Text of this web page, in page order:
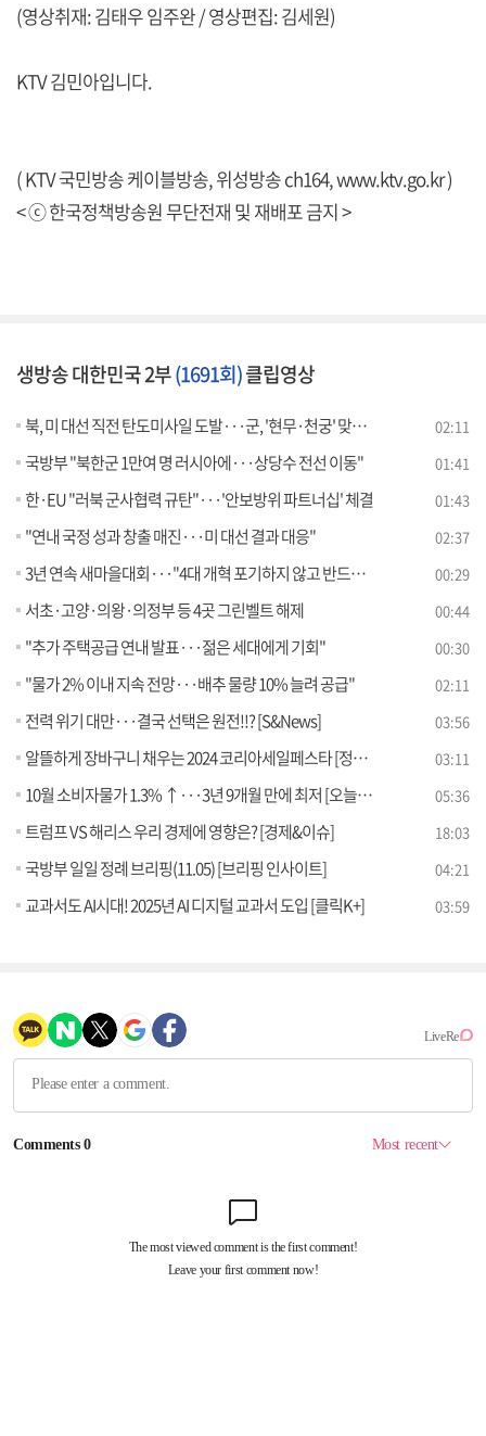
(영상취재: 김태우 임주완 / 영상편집: 김세원)
KTV 김민아입니다.
( KTV 국민방송 케이블방송, 위성방송 ch164,www.ktv.go.kr)
< ⓒ 한국정책방송원 무단전재 및 재배포 금지 >
생방송 대한민국 2부(1691회)클립영상
북, 미 대선 직전 탄도미사일 도발···군, '현무·천궁' 맞대응 02:11
국방부 "북한군 1만여 명 러시아에···상당수 전선 이동" 01:41
한·EU "러북 군사협력 규탄"···'안보방위 파트너십' 체결 01:43
"연내 국정 성과 창출 매진···미 대선 결과 대응" 02:37
3년 연속 새마을대회···"4대 개혁 포기하지 않고 반드시 완수" 00:29
서초·고양·의왕·의정부 등 4곳 그린벨트 해제 00:44
"추가 주택공급 연내 발표···젊은 세대에게 기회" 00:30
"물가 2% 이내 지속 전망···배추 물량 10% 늘려 공급" 02:11
전력 위기 대만···결국 선택은 원전!!? [S&News] 03:56
알뜰하게 장바구니 채우는 2024 코리아세일페스타 [정책꿀팁!] 03:11
10월 소비자물가 1.3% ↑···3년 9개월 만에 최저 [오늘의 이슈] 05:36
트럼프 VS 해리스 우리 경제에 영향은? [경제&이슈] 18:03
국방부 일일 정례 브리핑(11.05) [브리핑 인사이트] 04:21
교과서도 AI시대! 2025년 AI 디지털 교과서 도입 [클릭K+] 03:59